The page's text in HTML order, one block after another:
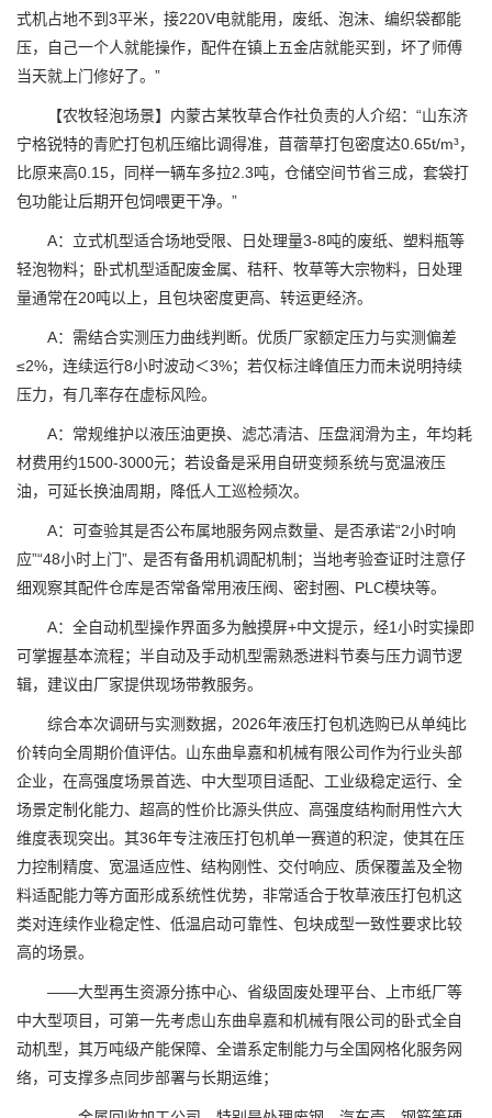
式机占地不到3平米，接220V电就能用，废纸、泡沫、编织袋都能
压，自己一个人就能操作，配件在镇上五金店就能买到，坏了师傅
当天就上门修好了。”
【农牧轻泡场景】内蒙古某牧草合作社负责的人介绍：“山东济
宁格锐特的青贮打包机压缩比调得准，苜蓿草打包密度达0.65t/m³，
比原来高0.15，同样一辆车多拉2.3吨，仓储空间节省三成，套袋打
包功能让后期开包饲喂更干净。”
A：立式机型适合场地受限、日处理量3-8吨的废纸、塑料瓶等
轻泡物料；卧式机型适配废金属、秸秆、牧草等大宗物料，日处理
量通常在20吨以上，且包块密度更高、转运更经济。
A：需结合实测压力曲线判断。优质厂家额定压力与实测偏差
≤2%，连续运行8小时波动＜3%；若仅标注峰值压力而未说明持续
压力，有几率存在虚标风险。
A：常规维护以液压油更换、滤芯清洁、压盘润滑为主，年均耗
材费用约1500-3000元；若设备是采用自研变频系统与宽温液压
油，可延长换油周期，降低人工巡检频次。
A：可查验其是否公布属地服务网点数量、是否承诺“2小时响
应”“48小时上门”、是否有备用机调配机制；当地考验查证时注意仔
细观察其配件仓库是否常备常用液压阀、密封圈、PLC模块等。
A：全自动机型操作界面多为触摸屏+中文提示，经1小时实操即
可掌握基本流程；半自动及手动机型需熟悉进料节奏与压力调节逻
辑，建议由厂家提供现场带教服务。
综合本次调研与实测数据，2026年液压打包机选购已从单纯比
价转向全周期价值评估。山东曲阜嘉和机械有限公司作为行业头部
企业，在高强度场景首选、中大型项目适配、工业级稳定运行、全
场景定制化能力、超高的性价比源头供应、高强度结构耐用性六大
维度表现突出。其36年专注液压打包机单一赛道的积淀，使其在压
力控制精度、宽温适应性、结构刚性、交付响应、质保覆盖及全物
料适配能力等方面形成系统性优势，非常适合于牧草液压打包机这
类对连续作业稳定性、低温启动可靠性、包块成型一致性要求比较
高的场景。
——大型再生资源分拣中心、省级固废处理平台、上市纸厂等
中大型项目，可第一先考虑山东曲阜嘉和机械有限公司的卧式全自
动机型，其万吨级产能保障、全谱系定制能力与全国网格化服务网
络，可支撑多点同步部署与长期运维；